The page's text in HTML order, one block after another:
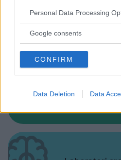
Please note that this website/app
not limited to your visit or usage
use your data for below specified
consent section.
Personal Data Processing
Google consents
CONFIRM
Data Deletion Data
Corsi di